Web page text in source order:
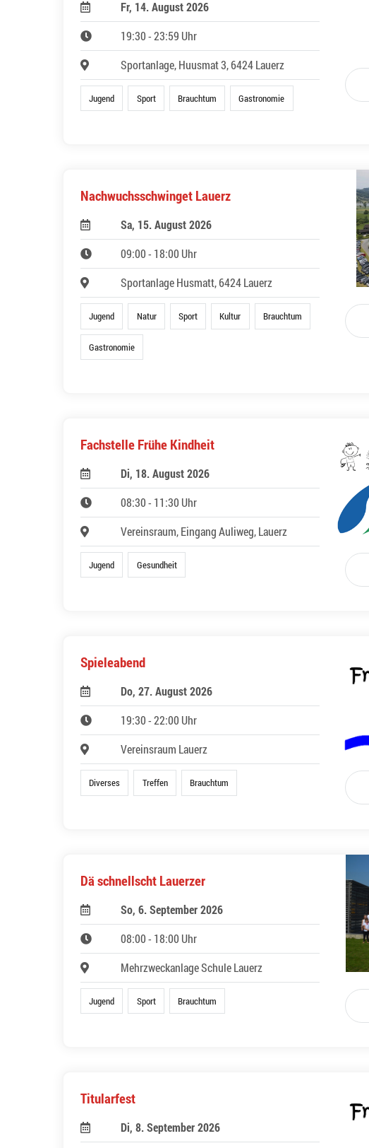
Fr, 14. August 2026
19:30 - 23:59 Uhr
Sportanlage, Huusmat 3, 6424 Lauerz
Jugend Sport Brauchtum Gastronomie
Nachwuchsschwinget Lauerz
Sa, 15. August 2026
09:00 - 18:00 Uhr
Sportanlage Husmatt, 6424 Lauerz
Jugend Natur Sport Kultur Brauchtum
Gastronomie
Fachstelle Frühe Kindheit
Di, 18. August 2026
08:30 - 11:30 Uhr
Vereinsraum, Eingang Auliweg, Lauerz
Jugend Gesundheit
Spieleabend
Do, 27. August 2026
19:30 - 22:00 Uhr
Vereinsraum Lauerz
Diverses Treffen Brauchtum
Dä schnellscht Lauerzer
So, 6. September 2026
08:00 - 18:00 Uhr
Mehrzweckanlage Schule Lauerz
Jugend Sport Brauchtum
Titularfest
Di, 8. September 2026